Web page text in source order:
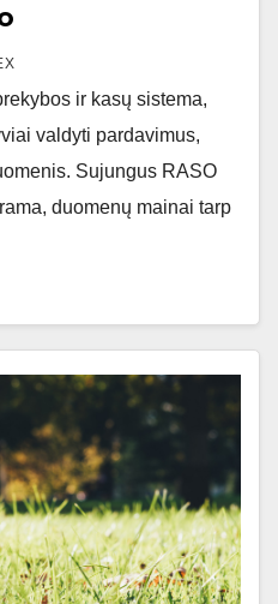
ir kasų sistema,
valdyti pardavimus,
Sujungus RASO
duomenų mainai tarp